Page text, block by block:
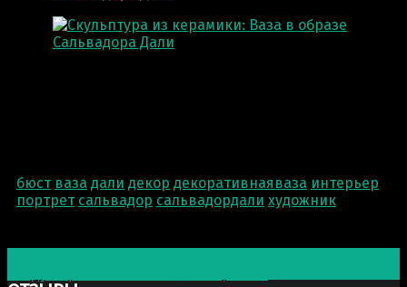
бюст ваза дали декор декоративнаяваза интерьер
портрет сальвадор сальвадордали художник